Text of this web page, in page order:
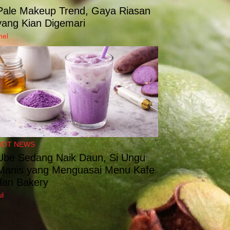
Makeup Trend, Gaya Riasan
Kian Digemari
NEWS
Sedang Naik Daun, Si Ungu
yang Menguasai Menu Kafe
Bakery